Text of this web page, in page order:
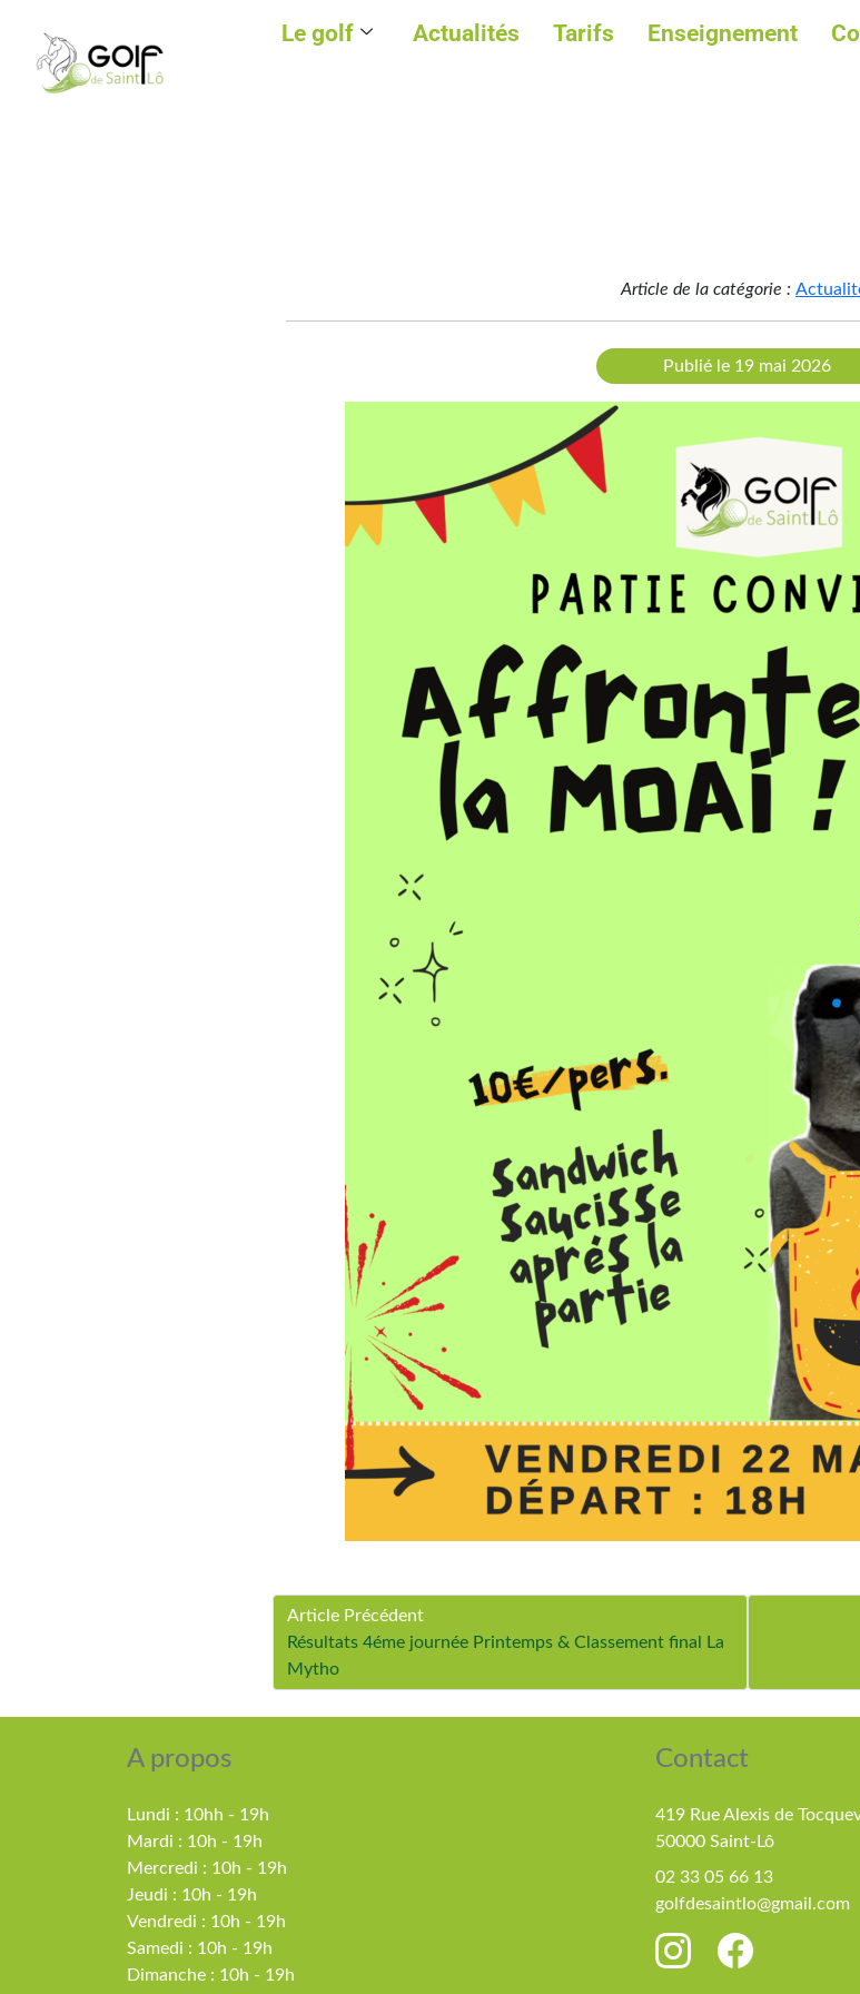
Le golf Actualités Tarifs Enseignement
Article de la catégorie :
Publié le 19 mai 2026
Article Précédent
Résultats 4éme journée Printemps & Classement final La
Mytho
A propos
Lundi : 10hh - 19h
Mardi : 10h - 19h
Mercredi : 10h - 19h
Jeudi : 10h - 19h
Vendredi : 10h - 19h
Samedi : 10h - 19h
Dimanche : 10h - 19h
Contact
419 Rue Alexis de
50000 Saint-Lô
02 33 05 66 13
golfdesaintlo@gmail.com